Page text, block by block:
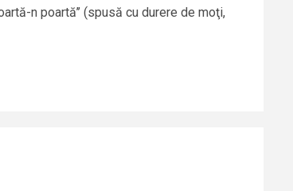
n poartă’’ (spusă cu durere de moţi,